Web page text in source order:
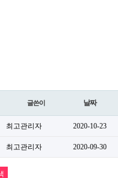
글쓴이 날짜
최고관리자 2020-10-23
최고관리자 2020-09-30